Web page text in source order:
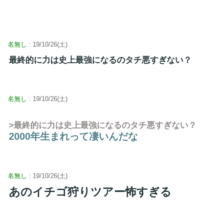
名無し : 19/10/26(土)
最終的に力は史上最強になるのタチ悪すぎない？
名無し : 19/10/26(土)
>最終的に力は史上最強になるのタチ悪すぎない？
2000年生まれって凄いんだな
名無し : 19/10/26(土)
あのイチゴ狩りツアー怖すぎる